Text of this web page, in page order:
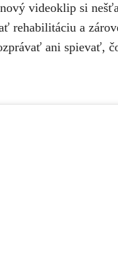
videoklip si
rehabilitáciu a
ani spievať,